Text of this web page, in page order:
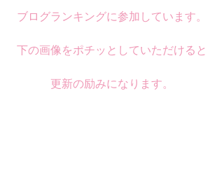
ブログランキングに参加しています。
下の画像をポチッとしていただけると
更新の励みになります。